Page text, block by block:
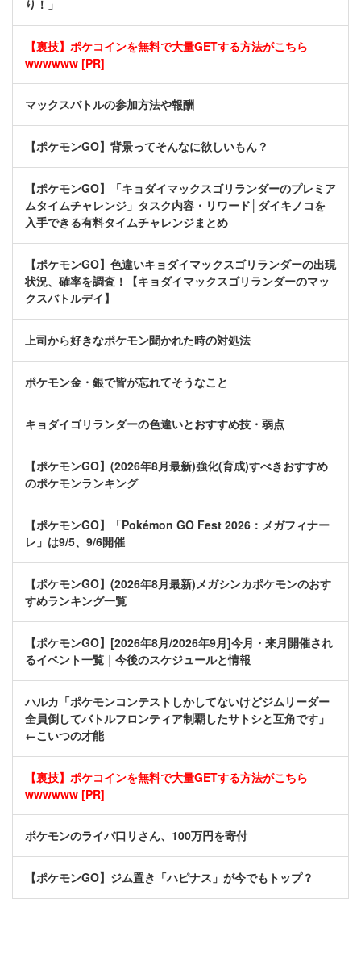
り！」
【裏技】ポケコインを無料で大量GETする方法がこちら
wwwwww [PR]
マックスバトルの参加方法や報酬
【ポケモンGO】背景ってそんなに欲しいもん？
【ポケモンGO】「キョダイマックスゴリランダーのプレミア
ムタイムチャレンジ」タスク内容・リワード│ダイキノコを
入手できる有料タイムチャレンジまとめ
【ポケモンGO】色違いキョダイマックスゴリランダーの出現
状況、確率を調査！【キョダイマックスゴリランダーのマッ
クスバトルデイ】
上司から好きなポケモン聞かれた時の対処法
ポケモン金・銀で皆が忘れてそうなこと
キョダイゴリランダーの色違いとおすすめ技・弱点
【ポケモンGO】(2026年8月最新)強化(育成)すべきおすすめ
のポケモンランキング
【ポケモンGO】「Pokémon GO Fest 2026：メガフィナー
レ」は9/5、9/6開催
【ポケモンGO】(2026年8月最新)メガシンカポケモンのおす
すめランキング一覧
【ポケモンGO】[2026年8月/2026年9月]今月・来月開催され
るイベント一覧｜今後のスケジュールと情報
ハルカ「ポケモンコンテストしかしてないけどジムリーダー
全員倒してバトルフロンティア制覇したサトシと互角です」
←こいつの才能
【裏技】ポケコインを無料で大量GETする方法がこちら
wwwwww [PR]
ポケモンのライバ口リさん、100万円を寄付
【ポケモンGO】ジム置き「ハピナス」が今でもトップ？